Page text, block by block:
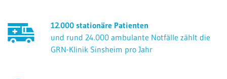
12.000 stationäre Patienten
und rund 24.000 ambulante Notfälle zählt die
GRN-Klinik Sinsheim pro Jahr